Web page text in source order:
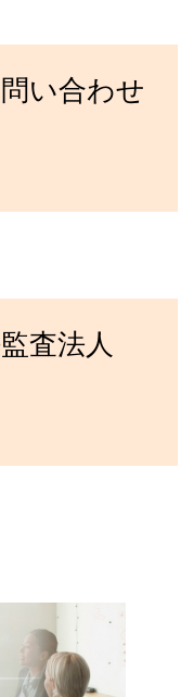
い合わせ
査法人